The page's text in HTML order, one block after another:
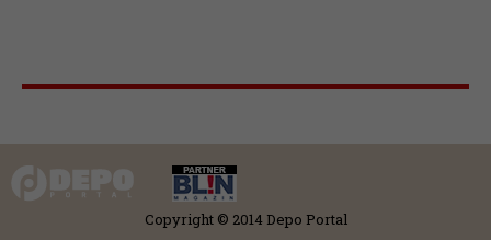
Copyright © 2014 Depo Portal